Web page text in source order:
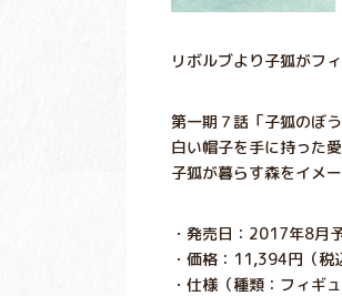
リボルブより子狐がフ
第一期７話「子狐のぼ
白い帽子を手に持った
子狐が暮らす森をイメ
・発売日：2017年8月
・価格：11,394円（税
・仕様（種類：フィギ